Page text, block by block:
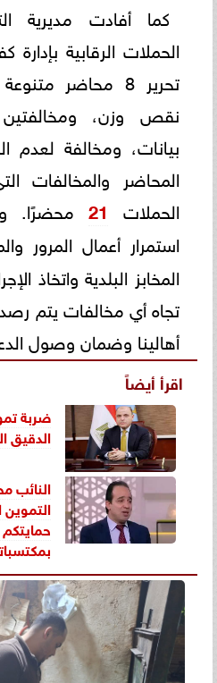
كما أفادت مديرية
الحملات الرقابية
نقص وزن،
بيانات، ومخالفة لعدم
المحاضر والمخالفات
الحملات 21محضرًا.
استمرار أعمال المرور
المخابز البلدية واتخاذ
تجاه أي مخالفات يتم
أهالينا وضمان وصول
اقرأ أيضاً
ضربة
الدقيق
النائب